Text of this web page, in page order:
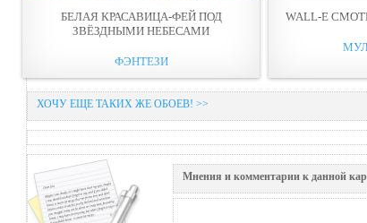
БЕЛАЯ КРАСАВИЦА-ФЕЙ ПОД
ЗВЁЗДНЫМИ НЕБЕСАМИ
ФЭНТЕЗИ
WALL-E
ХОЧУ ЕЩЕ ТАКИХ ЖЕ ОБОЕВ! >>
Мнения и комментарии к данной